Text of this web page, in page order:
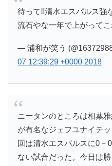
待って!!清水エスパルス強
流石やな一年で上がってこ
— 浦和が笑う
07 12:39:29 +0000 2018
ニータンのところは相葉
が有名なジェフユナイテ
回は清水エスパルスに0－
ない試合だった。今日は